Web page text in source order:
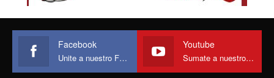
Facebook Youtube